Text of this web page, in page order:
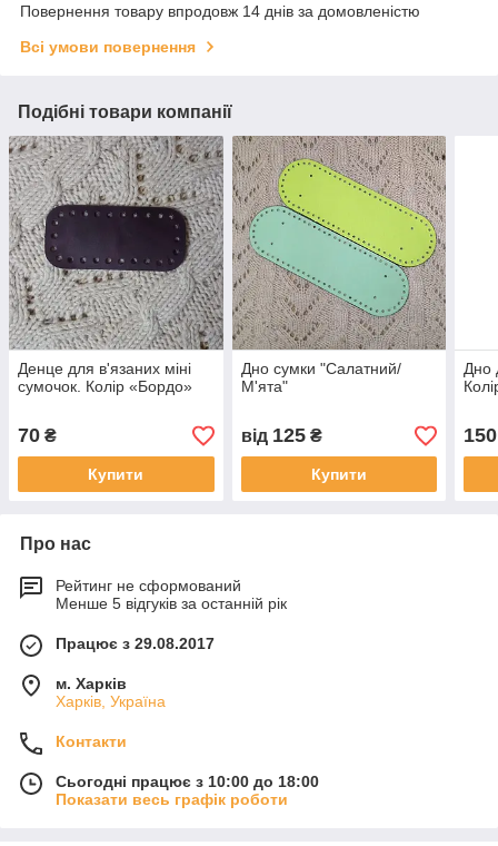
Повернення товару впродовж 14 днів за домовленістю
Всі умови повернення
Подібні товари компанії
Денце для в'язаних міні
сумочок. Колір «Бордо»
70 ₴
Купити
Дно сумки "Салатний/
М'ята"
від 125₴
Купити
Дно
150
Про нас
Рейтинг не сформований
Менше 5 відгуків за останній рік
Працює з 29.08.2017
м. Харків
Харків, Україна
Контакти
Сьогодні працює з 10:00 до 18:00
Показати весь графік роботи